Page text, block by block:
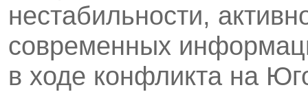
нестабильности,
современных
в ходе конфликта на